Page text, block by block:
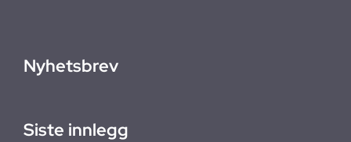
Nyhetsbrev
Siste innlegg